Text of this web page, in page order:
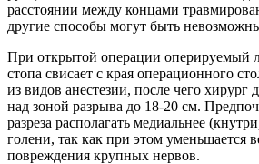
расстоянии между концами
другие способы могут быть
При открытой операции оперируемый
стопа свисает с края операционного
из видов анестезии, после чего хирург
над зоной разрыва до 18-20 см.
разреза располагать медиальнее
голени, так как при этом уменьшается
повреждения крупных нервов.